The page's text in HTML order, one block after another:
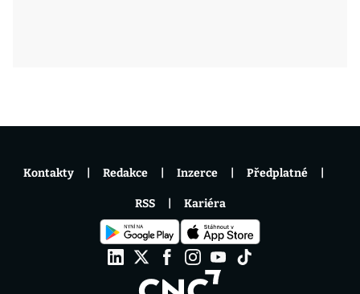
Kontakty Redakce Inzerce Předplatné
RSS Kariéra